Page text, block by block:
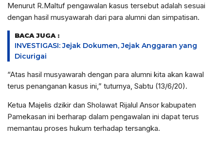
Menurut R.Maltuf pengawalan kasus tersebut adalah sesuai
dengan hasil musyawarah dari para alumni dan simpatisan.
BACA JUGA :
INVESTIGASI: Jejak Dokumen, Jejak Anggaran yang
Dicurigai
“Atas hasil musyawarah dengan para alumni kita akan kawal
terus penanganan kasus ini,” tuturnya, Sabtu (13/6/20).
Ketua Majelis dzikir dan Sholawat Rijalul Ansor kabupaten
Pamekasan ini berharap dalam pengawalan ini dapat terus
memantau proses hukum terhadap tersangka.